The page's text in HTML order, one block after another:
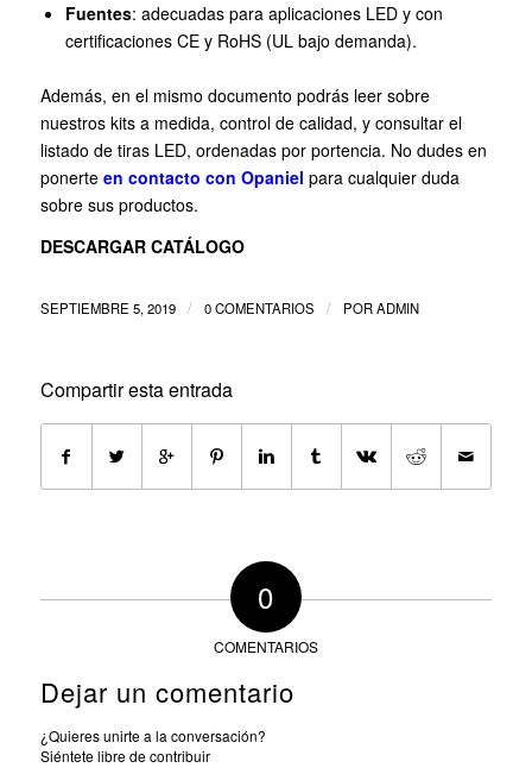
Fuentes: adecuadas para aplicaciones LED y con
certificaciones CE y RoHS (UL bajo demanda).
Además, en el mismo documento podrás leer sobre
nuestros kits a medida, control de calidad, y consultar el
listado de tiras LED, ordenadas por portencia. No dudes en
ponerte en contacto con Opaniel para cualquier duda
sobre sus productos.
DESCARGAR CATÁLOGO
SEPTIEMBRE 5, 2019 / 0 COMENTARIOS / PORADMIN
Compartir esta entrada
0
COMENTARIOS
Dejar un comentario
¿Quieres unirte a la conversación?
Siéntete libre de contribuir